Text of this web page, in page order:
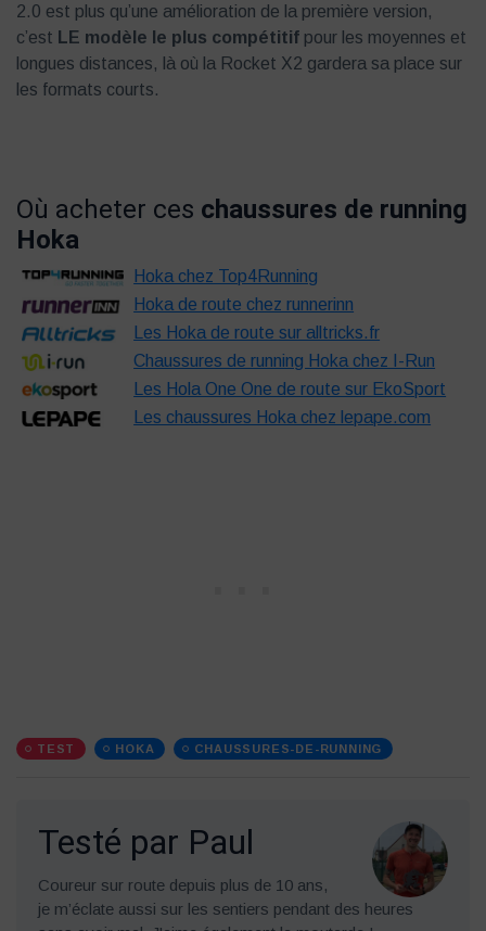
2.0 est plus qu’une amélioration de la première version,
c’est LE modèle le plus compétitif pour les moyennes et
longues distances, là où la Rocket X2 gardera sa place sur
les formats courts.
Où acheter ces chaussures de running
Hoka
Hoka chez Top4Running
Hoka de route chez runnerinn
Les Hoka de route sur alltricks.fr
Chaussures de running Hoka chez I-Run
Les Hola One One de route sur EkoSport
Les chaussures Hoka chez lepape.com
TEST HOKA CHAUSSURES-DE-RUNNING
Testé par Paul
Coureur sur route depuis plus de 10 ans,
je m’éclate aussi sur les sentiers pendant des heures